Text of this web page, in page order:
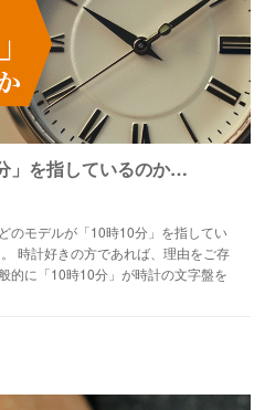
」を指しているのか…
のモデルが「10時10分」を指してい
時計好きの方であれば、理由をご存
的に「10時10分」が時計の文字盤を